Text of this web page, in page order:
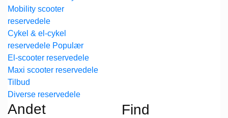
Mobility scooter
reservedele
Cykel & el-cykel
reservedele
El-scooter reservedele
Maxi scooter reservedele
Diverse reservedele
Andet
Find